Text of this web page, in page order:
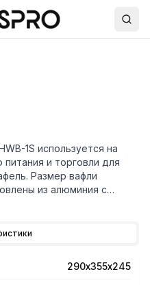
1S используется на
и торговли для
Размер вафли
с
Корпус из
290х355х245